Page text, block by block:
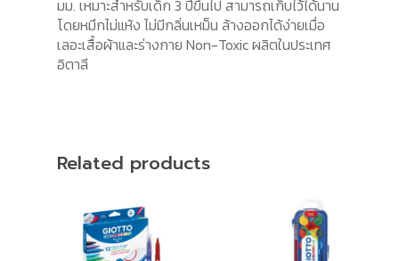
มม. เหมาะสำหรับเด็ก 3 ปีขึ้นไป สามารถเก็บไว้ได้นาน
โดยหมึกไม่แห้ง ไม่มีกลิ่นเหม็น ล้างออกได้ง่ายเมื่อ
เลอะเสื้อผ้าและร่างกาย Non-Toxic ผลิตในประเทศ
อิตาลี
Related products